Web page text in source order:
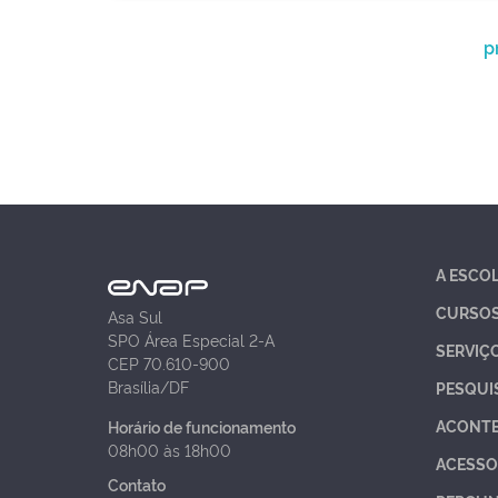
Asa Sul
SPO Área Especial 2-A
CEP 70.610-900
Brasília/DF
Horário de funcionamento
08h00 às 18h00
Contato
A